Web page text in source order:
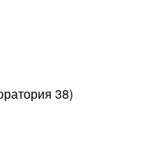
38)